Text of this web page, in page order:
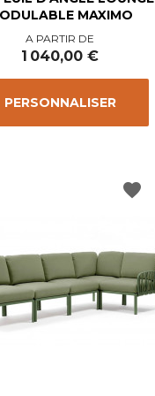
MAXIMO
Prix
A PARTIR DE
1 040,00 €
PERSONNALISER
favorite